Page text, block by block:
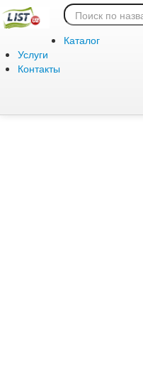
Каталог
Услуги
Контакты
Ошибка